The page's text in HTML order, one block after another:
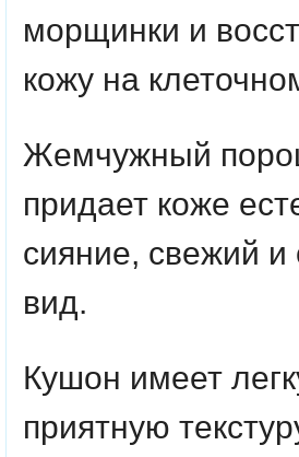
морщинки и
кожу на
Жемчужный
придает коже
сияние, свежий
вид.
Кушон имеет
приятную